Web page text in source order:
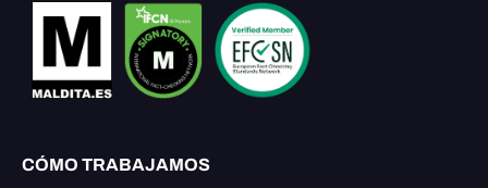
CÓMO TRABAJAMOS